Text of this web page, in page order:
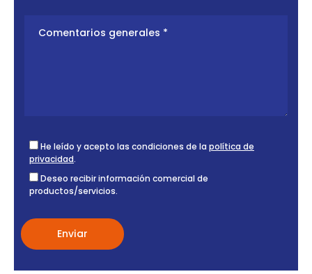
He leído y acepto las condiciones de la política de
privacidad.
Deseo recibir información comercial de
productos/servicios.